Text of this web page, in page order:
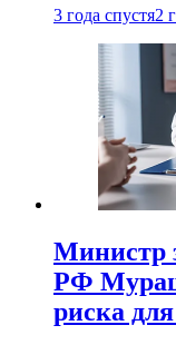
3 года спустя2
Министр
РФ
риска